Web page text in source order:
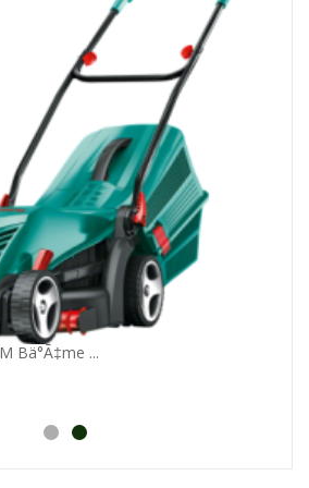
Bä°Ã‡me ...